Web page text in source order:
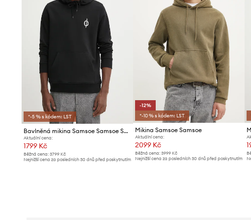
*-5 % s kódem: LST
Bavlněná mikina Samsoe Samsoe SACOPENHAGEN
Aktuální cena:
1799 Kč
Běžná cena: 3799 Kč
Nejnižší cena za posledních 30 dnů před poskytnutím
-12%
*-10 % s kódem: LST
Mikina Samsoe Samsoe
Aktuální cena:
2099 Kč
Běžná cena:3999 Kč
Nejnižší cena za posledních 30 dnů před poskytnutím